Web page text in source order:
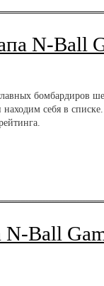
N-Ball
бомбардиров
находим себя в
N-Ball